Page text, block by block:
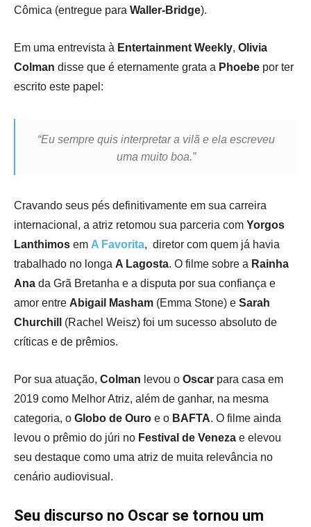
Cômica (entregue para Waller-Bridge).
Em uma entrevista à Entertainment Weekly, Olivia
Colman disse que é eternamente grata a Phoebe por ter
escrito este papel:
“Eu sempre quis interpretar a vilã e ela escreveu
uma muito boa.”
Cravando seus pés definitivamente em sua carreira
internacional, a atriz retomou sua parceria com Yorgos
Lanthimos em A Favorita, diretor com quem já havia
trabalhado no longa A Lagosta. O filme sobre a Rainha
Ana da Grã Bretanha e a disputa por sua confiança e
amor entre Abigail Masham (Emma Stone) e Sarah
Churchill (Rachel Weisz) foi um sucesso absoluto de
críticas e de prêmios.
Por sua atuação, Colman levou o Oscar para casa em
2019 como Melhor Atriz, além de ganhar, na mesma
categoria, o Globo de Ouro e o BAFTA. O filme ainda
levou o prêmio do júri no Festival de Veneza e elevou
seu destaque como uma atriz de muita relevância no
cenário audiovisual.
Seu discurso no Oscar se tornou um